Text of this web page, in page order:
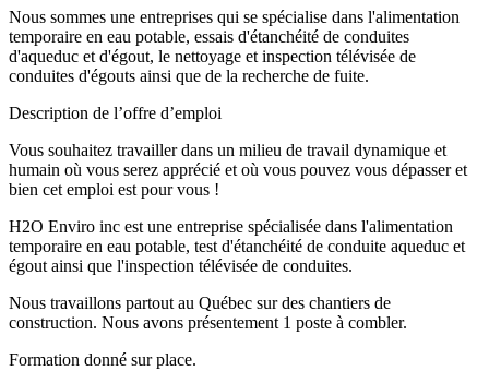
Nous sommes une entreprises qui se spécialise dans l'alimentation
temporaire en eau potable, essais d'étanchéité de conduites
d'aqueduc et d'égout, le nettoyage et inspection télévisée de
conduites d'égouts ainsi que de la recherche de fuite.
Description de l’offre d’emploi
Vous souhaitez travailler dans un milieu de travail dynamique et
humain où vous serez apprécié et où vous pouvez vous dépasser et
bien cet emploi est pour vous !
H2O Enviro inc est une entreprise spécialisée dans l'alimentation
temporaire en eau potable, test d'étanchéité de conduite aqueduc et
égout ainsi que l'inspection télévisée de conduites.
Nous travaillons partout au Québec sur des chantiers de
construction. Nous avons présentement 1 poste à combler.
Formation donné sur place.